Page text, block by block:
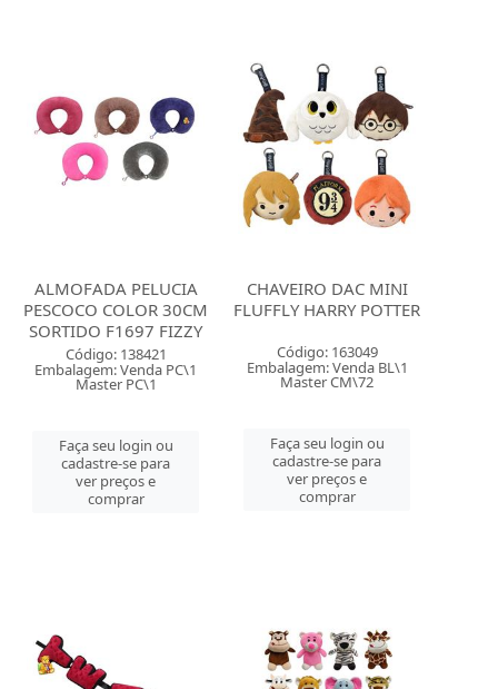
ALMOFADA PELUCIA
PESCOCO COLOR 30CM
SORTIDO F1697 FIZZY
Código: 138421
Embalagem: Venda PC\1
Master PC\1
Faça seu login ou
cadastre-se para
ver preços e
comprar
CHAVEIRO DAC MINI
FLUFFLY HARRY POTTER
Código: 163049
Embalagem: Venda BL\1
Master CM\72
Faça seu login ou
cadastre-se para
ver preços e
comprar